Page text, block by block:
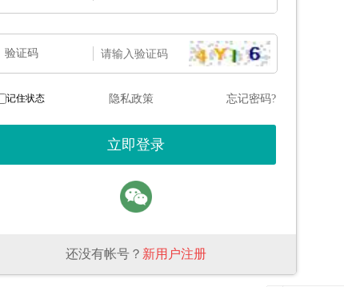
验证码
记住状态 隐私政策 忘记密码?
还没有帐号？ 新用户注册